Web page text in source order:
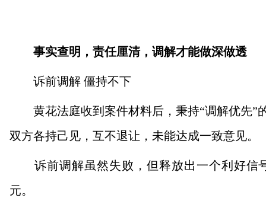
事实查明，责任厘清，调解才能做深做透
诉前调解 僵持不下
黄花法庭收到案件材料后，秉持“调解优先”
双方各持己见，互不退让，未能达成一致意见。
诉前调解虽然失败，但释放出一个利好信
元。